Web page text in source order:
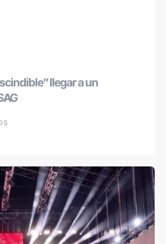
llegar a un